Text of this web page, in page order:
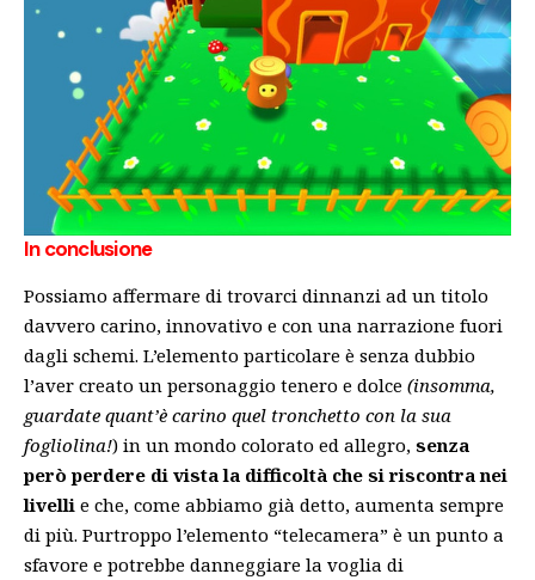
In conclusione
Possiamo affermare di trovarci dinnanzi ad un titolo
davvero carino, innovativo e con una narrazione fuori
dagli schemi. L’elemento particolare è senza dubbio
l’aver creato un personaggio tenero e dolce (insomma,
guardate quant’è carino quel tronchetto con la sua
fogliolina!) in un mondo colorato ed allegro, senza
però perdere di vista la difficoltà che si riscontra nei
livelli e che, come abbiamo già detto, aumenta sempre
di più. Purtroppo l’elemento “telecamera” è un punto a
sfavore e potrebbe danneggiare la voglia di